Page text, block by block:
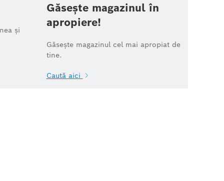
și
Găsește magazinul în
apropiere!
Găsește magazinul cel mai apropiat de
tine.
Caută aici